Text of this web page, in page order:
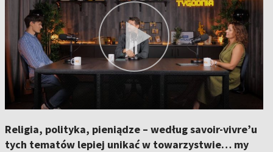
Religia, polityka, pieniądze – według savoir-vivre’u
tych tematów lepiej unikać w towarzystwie… my